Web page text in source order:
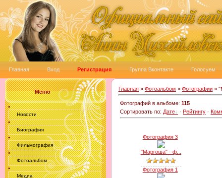
Главная Вход Регистрация Группа Вконтакте Голосуем
Меню
Новости
Биография
Фильмография
Фотоальбом
Медиа
Главная » Фотоальбом » Фотографии »
Фотографий в альбоме: 115
Сортировать по: Дате · Рейтингу ·
Фотография 3
"Маргоша" - ф...
Фотография 1